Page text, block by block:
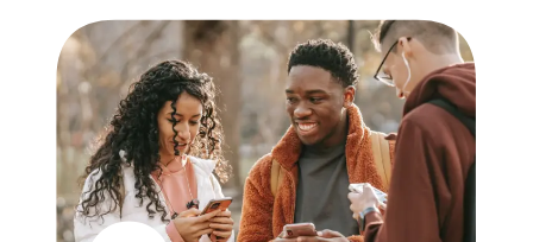
Interdiction du portable au lycée : décryptage de